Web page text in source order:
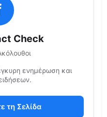
Check
ενημέρωση και
τη Σελίδα